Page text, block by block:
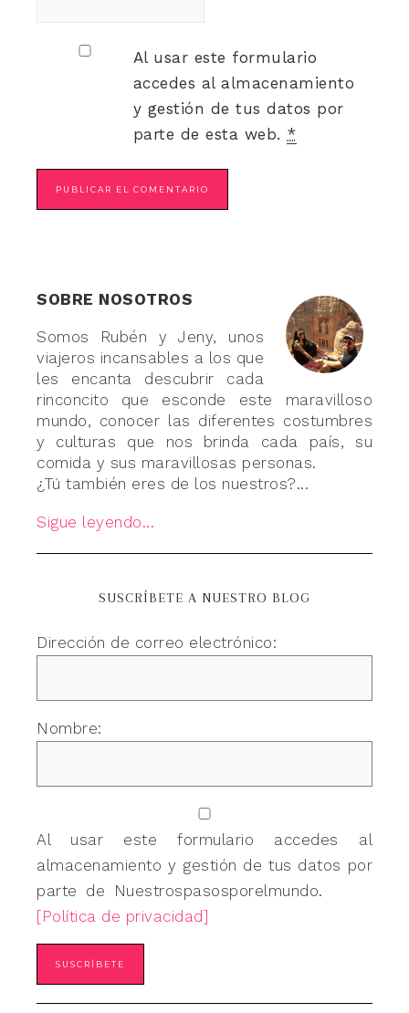
Al usar este formulario
accedes al almacenamiento
y gestión de tus datos por
parte de esta web. *
SOBRE NOSOTROS
Somos Rubén y Jeny, unos
viajeros incansables a los que
les encanta descubrir cada
rinconcito que esconde este maravilloso
mundo, conocer las diferentes costumbres
y culturas que nos brinda cada país, su
comida y sus maravillosas personas.
¿Tú también eres de los nuestros?...
Sigue leyendo...
SUSCRÍBETE A NUESTRO BLOG
Dirección de correo electrónico:
Nombre:
Al usar este formulario accedes al
almacenamiento y gestión de tus datos por
parte de Nuestrospasosporelmundo.
[Política de privacidad]